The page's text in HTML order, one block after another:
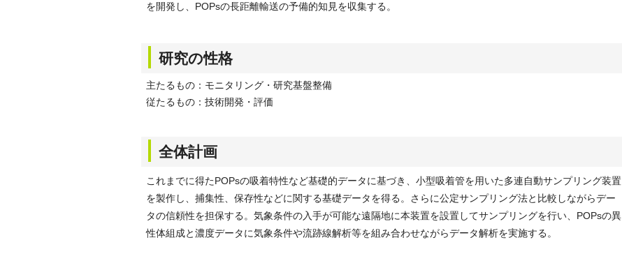
を開発し、POPsの長距離輸送の予備的知見を収集する。
研究の性格
主たるもの：モニタリング・研究基盤整備
従たるもの：技術開発・評価
全体計画
これまでに得たPOPsの吸着特性など基礎的データに基づき、小型吸着管を用いた多連自動サンプリング装置
を製作し、捕集性、保存性などに関する基礎データを得る。さらに公定サンプリング法と比較しながらデー
タの信頼性を担保する。気象条件の入手が可能な遠隔地に本装置を設置してサンプリングを行い、POPsの異
性体組成と濃度データに気象条件や流跡線解析等を組み合わせながらデータ解析を実施する。